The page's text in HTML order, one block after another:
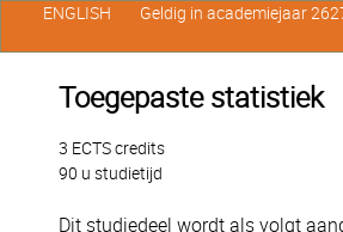
Toegepaste statistiek
3 ECTS credits
90 u studietijd
Dit studiedeel wordt als volgt
ENGLISH Geldig in academiejaar